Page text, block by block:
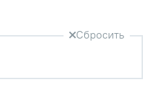
Сбросить